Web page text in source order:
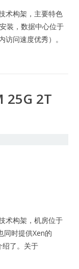
术构架，主要特色
装，数据中心位于
问速度优秀）。
25G 2T
术构架，机房位于
同时提供Xen的
绍了。关于